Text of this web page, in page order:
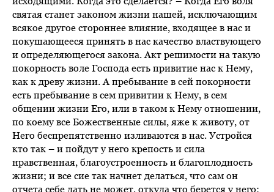
святая станет законом жизни нашей, исключающим
всякое другое стороннее влияние, входящее в нас и
покушающееся принять в нас качество властвующего
и определяющегося закона. Акт решимости на такую
покорность воле Господа есть привитие нас к Нему,
как к древу жизни. А пребывание в сей покорности
есть пребывание в сем привитии к Нему, в сем
общении жизни Его, или в таком к Нему отношении,
по коему все Божественные силы, яже к животу, от
Него беспрепятственно изливаются в нас. Устройся
кто так – и пойдут у него крепость и сила
нравственная, благоустроенность и благоплодность
жизни; и все сие так начнет делаться, что сам он
отчета себе дать не может, откуда что берется у него: